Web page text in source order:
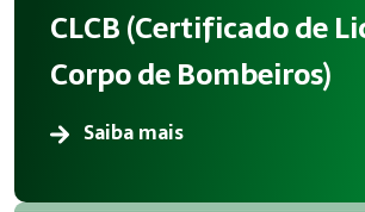
CLCB (Certificado de
Corpo de Bombeiros)
Saiba mais